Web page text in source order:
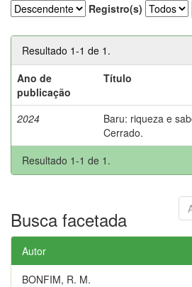
Registro(s)
Resultado 1-1 de 1.
Ano de
publicação
Título
2024
Baru: riqueza e
Cerrado.
Resultado 1-1 de 1.
Busca facetada
Autor
BONFIM, R. M.